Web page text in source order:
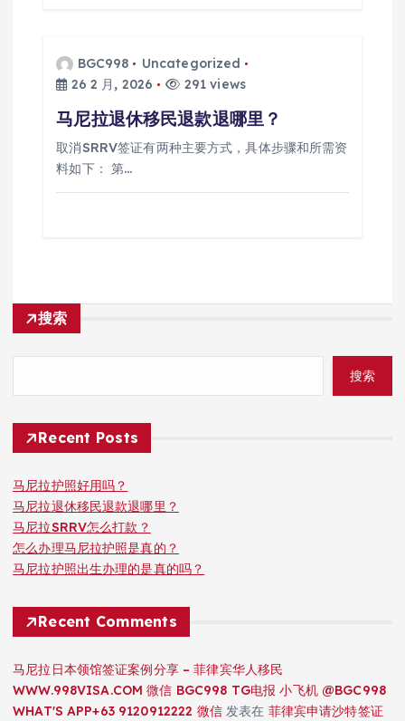
BGC998
Uncategorized
26 2 月, 2026
291 views
马尼拉退休移民退款退哪里？
取消SRRV签证有两种主要方式，具体步骤和所需资
料如下： 第…
搜索
搜索
Recent Posts
马尼拉护照好用吗？
马尼拉退休移民退款退哪里？
马尼拉SRRV怎么打款？
怎么办理马尼拉护照是真的？
马尼拉护照出生办理的是真的吗？
Recent Comments
马尼拉日本领馆签证案例分享 – 菲律宾华人移民
WWW.998VISA.COM 微信 BGC998 TG电报 小飞机 @BGC998
WHAT'S APP+63 9120912222 微信发表在 菲律宾申请沙特签证